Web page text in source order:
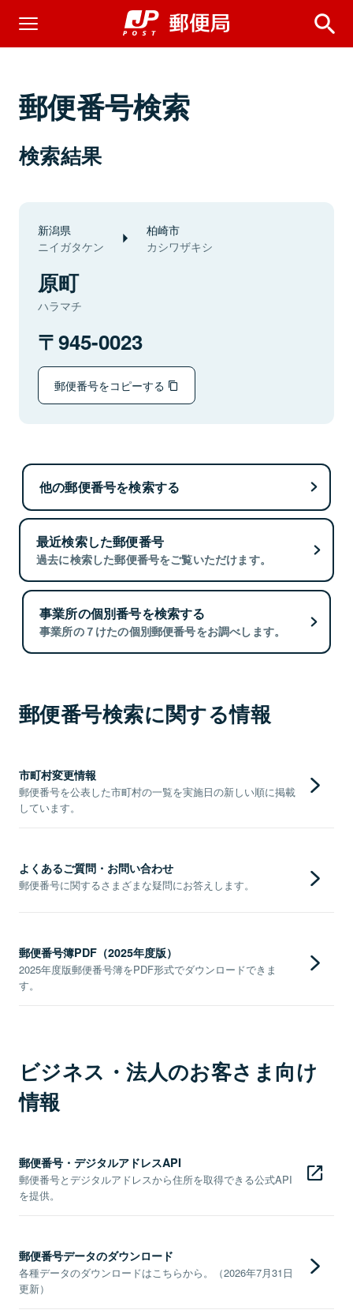
郵便番号検索
検索結果
新潟県
ニイガタケン
柏崎市
カシワザキシ
原町
ハラマチ
945-0023
郵便番号をコピーする
他の郵便番号を検索する
最近検索した郵便番号
過去に検索した郵便番号をご覧いただけます。
事業所の個別番号を検索する
事業所の７けたの個別郵便番号をお調べします。
郵便番号検索に関する情報
市町村変更情報
郵便番号を公表した市町村の一覧を実施日の新しい順に掲載
しています。
よくあるご質問・お問い合わせ
郵便番号に関するさまざまな疑問にお答えします。
郵便番号簿PDF（2025年度版）
2025年度版郵便番号簿をPDF形式でダウンロードできま
す。
ビジネス・法人のお客さま向け
情報
郵便番号・デジタルアドレスAPI
郵便番号とデジタルアドレスから住所を取得できる公式API
を提供。
郵便番号データのダウンロード
各種データのダウンロードはこちらから。（2026年7月31日
更新）